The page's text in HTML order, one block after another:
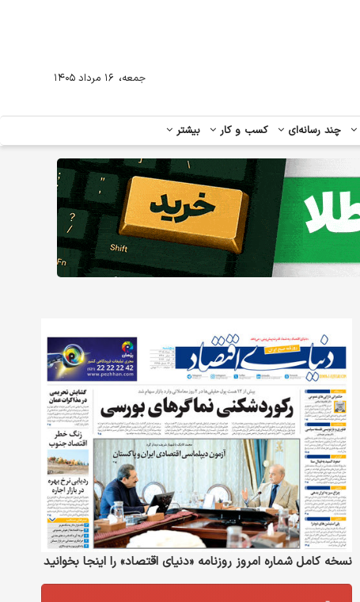
چند رسانه‌ای کسب و کار بیشتر
جمعه، ۱۶ مرداد ۱۴۰۵
نسخه کامل شماره امروز روزنامه «دنیای‌ اقتصاد» را اینجا بخوانید